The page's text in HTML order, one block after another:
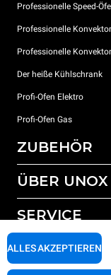
Professionelle Speed-
Professionelle
Professionelle
Der heiße Kühlschrank
Profi-Ofen Elektro
Profi-Ofen Gas
ZUBEHÖR
Gesamtes Zubehör
Wasseraufbereitung mit
Wasseraufbereitung
ÜBER UNOX
Unsere Standorte weltweit
SERVICE
Unox garantie
Händler Suche
ALLES AKZEPTIEREN